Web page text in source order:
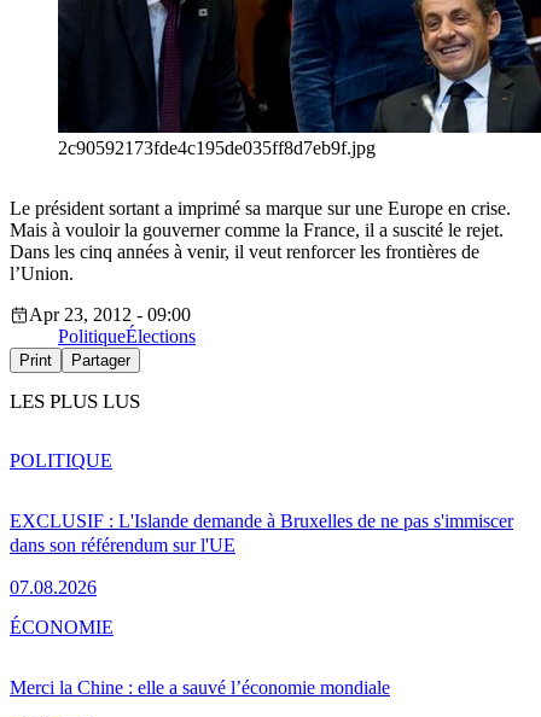
2c90592173fde4c195de035ff8d7eb9f.jpg
Le président sortant a imprimé sa marque sur une Europe en crise.
Mais à vouloir la gouverner comme la France, il a suscité le rejet.
Dans les cinq années à venir, il veut renforcer les frontières de
l’Union.
Apr 23, 2012 - 09:00
PolitiqueÉlections
Print Partager
LES PLUS LUS
EXCLUSIF : L'Islande demande à Bruxelles de ne pas s'immiscer
dans son référendum sur l'UE
07.08.2026
POLITIQUE
Merci la Chine : elle a sauvé l’économie mondiale
ÉCONOMIE